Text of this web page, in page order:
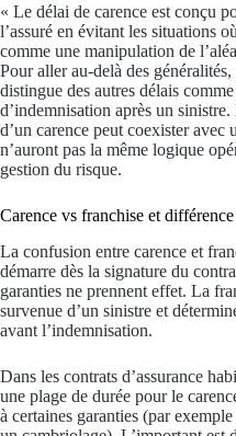
« Le délai de carence est conçu
l’assuré en évitant les situations
comme une manipulation de
Pour aller au-delà des
distingue des autres délais
d’indemnisation après un
d’un carence peut coexister avec
n’auront pas la même logique
gestion du risque.
Carence vs franchise et
La confusion entre carence et
démarre dès la signature du
garanties ne prennent effet. La
survenue d’un sinistre et
avant l’indemnisation.
Dans les contrats d’assurance
une plage de durée pour le
à certaines garanties (par